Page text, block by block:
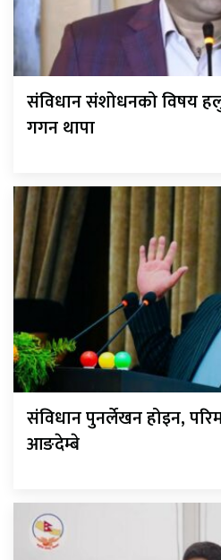
संविधान संशोधनको विषय
गगन थापा
संविधान पुनर्लेखन होइन,
आङदेम्बे